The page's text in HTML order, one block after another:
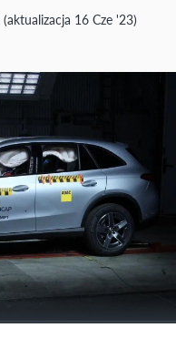
(aktualizacja 16 Cze '23)